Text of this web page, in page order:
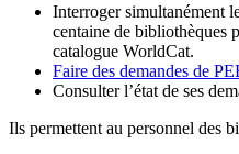
Interroger simultanément
centaine de bibliothèques
catalogue WorldCat.
Faire des demandes de
Consulter l’état de ses
Ils permettent au personnel des